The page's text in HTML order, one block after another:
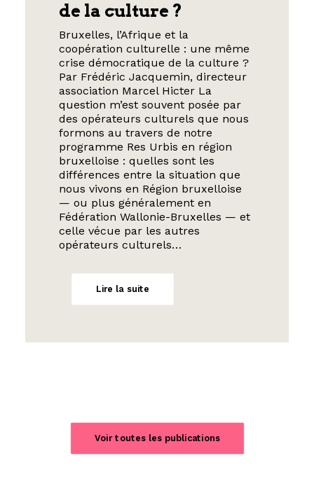
de la culture ?
Bruxelles, l’Afrique et la
coopération culturelle : une même
crise démocratique de la culture ?
Par Frédéric Jacquemin, directeur
association Marcel Hicter La
question m’est souvent posée par
des opérateurs culturels que nous
formons au travers de notre
programme Res Urbis en région
bruxelloise : quelles sont les
différences entre la situation que
nous vivons en Région bruxelloise
— ou plus généralement en
Fédération Wallonie-Bruxelles — et
celle vécue par les autres
opérateurs culturels…
Lire la suite
Voir toutes les publications